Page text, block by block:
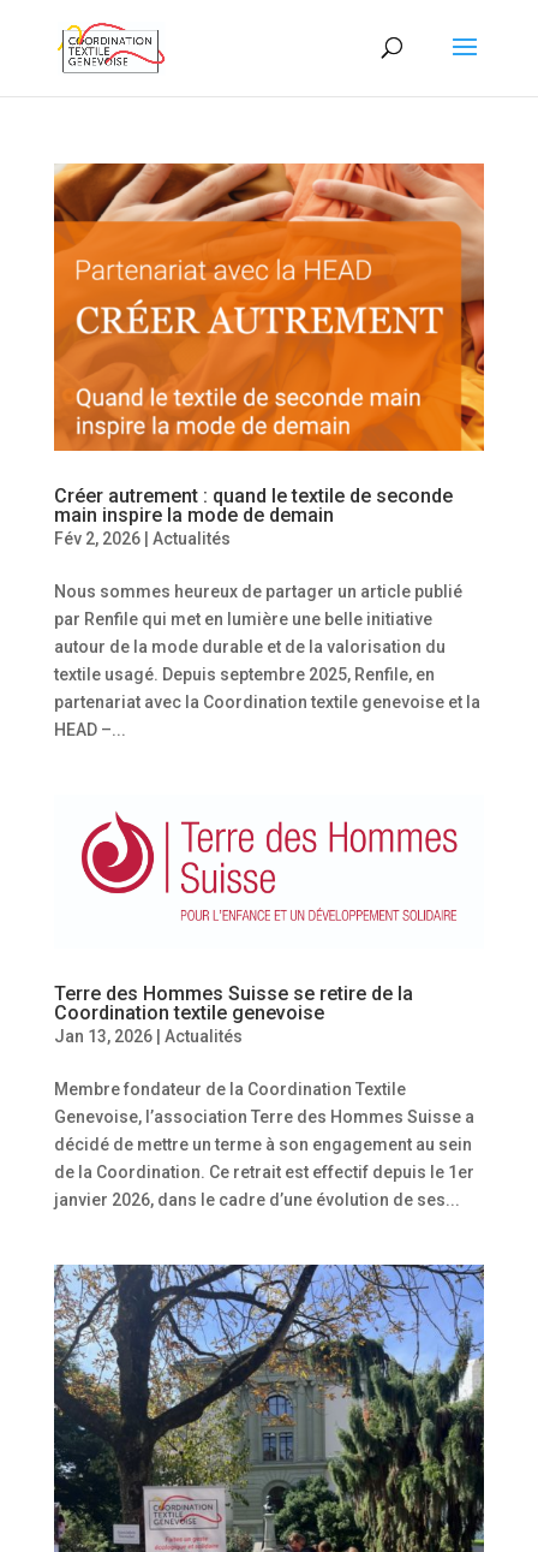
Créer autrement : quand le textile de seconde
main inspire la mode de demain
Fév 2, 2026| Actualités
Nous sommes heureux de partager un article publié
par Renfile qui met en lumière une belle initiative
autour de la mode durable et de la valorisation du
textile usagé. Depuis septembre 2025, Renfile, en
partenariat avec la Coordination textile genevoise et la
HEAD –...
Terre des Hommes Suisse se retire de la
Coordination textile genevoise
Jan 13, 2026| Actualités
Membre fondateur de la Coordination Textile
Genevoise, l’association Terre des Hommes Suisse a
décidé de mettre un terme à son engagement au sein
de la Coordination. Ce retrait est effectif depuis le 1er
janvier 2026, dans le cadre d’une évolution de ses...